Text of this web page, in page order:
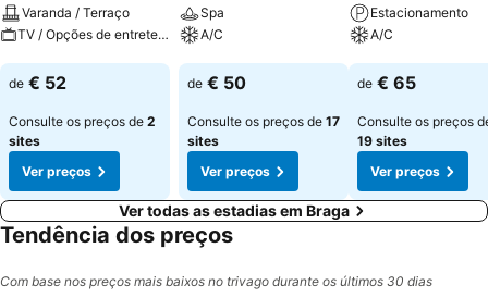
Varanda / Terraço
TV / Opções de entretenimento
Ver preços
de € 52
Consulte os preços de 2
sites
Ver preços
Spa
A/C
Ver preços
de € 50
Consulte os preços de 17
sites
Ver preços
Estacionamento
A/C
Ver preços
de € 65
Consulte os preços
19 sites
Ver preços
Ver todas as estadias em Braga
Tendência dos preços
Com base nos preços mais baixos no trivago durante os últimos 30 dias